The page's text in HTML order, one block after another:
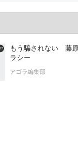
もう騙されない 藤
ラシー
アゴラ編集部